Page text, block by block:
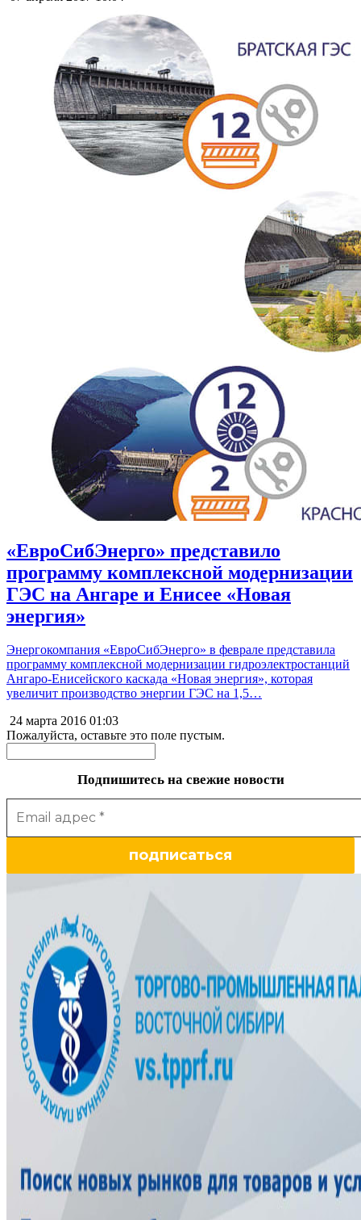
«ЕвроСибЭнерго» представило
программу комплексной модернизации
ГЭС на Ангаре и Енисее «Новая
энергия»
Энергокомпания «ЕвроСибЭнерго» в феврале представила
программу комплексной модернизации гидроэлектростанций
Ангаро-Енисейского каскада «Новая энергия», которая
увеличит производство энергии ГЭС на 1,5…
24 марта 2016 01:03
Пожалуйста, оставьте это поле пустым.
Подпишитесь на свежие новости